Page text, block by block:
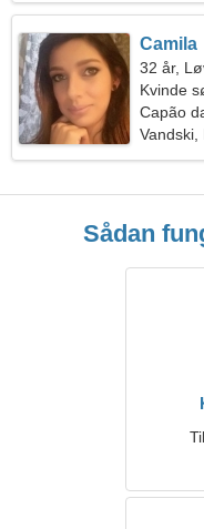
Camila
32 år,
Kvinde
Capão
Vandski,
Sådan